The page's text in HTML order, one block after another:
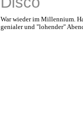
War wieder im Millennium.
genialer und "lohender"